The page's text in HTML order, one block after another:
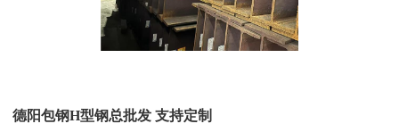
德阳包钢H型钢总批发 支持定制